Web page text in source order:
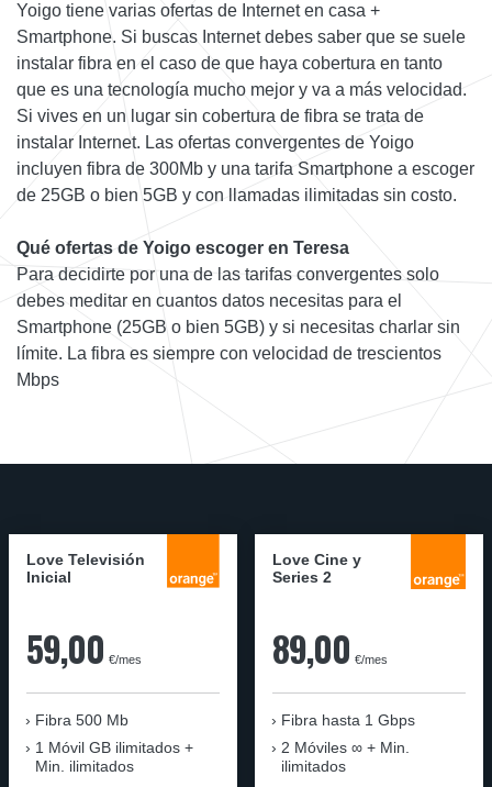
Yoigo tiene varias ofertas de Internet en casa +
Smartphone. Si buscas Internet debes saber que se suele
instalar fibra en el caso de que haya cobertura en tanto
que es una tecnología mucho mejor y va a más velocidad.
Si vives en un lugar sin cobertura de fibra se trata de
instalar Internet. Las ofertas convergentes de Yoigo
incluyen fibra de 300Mb y una tarifa Smartphone a escoger
de 25GB o bien 5GB y con llamadas ilimitadas sin costo.
Qué ofertas de Yoigo escoger en Teresa
Para decidirte por una de las tarifas convergentes solo
debes meditar en cuantos datos necesitas para el
Smartphone (25GB o bien 5GB) y si necesitas charlar sin
límite. La fibra es siempre con velocidad de trescientos
Mbps
Love Televisión
Inicial
59,00 €/mes
Fibra 500 Mb
1 Móvil GB ilimitados +
Min. ilimitados
Love Cine y
Series 2
89,00 €/mes
Fibra hasta 1 Gbps
2 Móviles ∞ + Min.
ilimitados